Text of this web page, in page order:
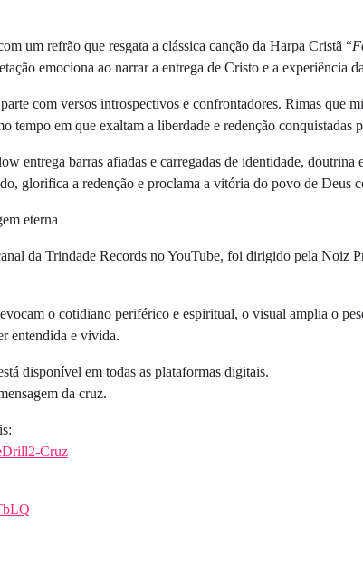
um refrão que resgata a clássica canção da Harpa Cristã “
emociona ao narrar a entrega de Cristo e a experiência
com versos introspectivos e confrontadores. Rimas que
tempo em que exaltam a liberdade e redenção conquistadas
entrega barras afiadas e carregadas de identidade,
glorifica a redenção e proclama a vitória do povo de Deus
eterna
da Trindade Records no YouTube, foi dirigido pela Noiz
o cotidiano periférico e espiritual, o visual amplia o
entendida e vivida.
disponível em todas as plataformas digitais.
da cruz.
Cruz